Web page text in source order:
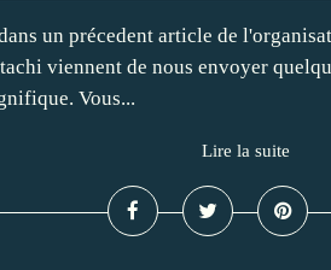
un précedent article de
viennent de nous envoyer
Vous...
Lire la suite